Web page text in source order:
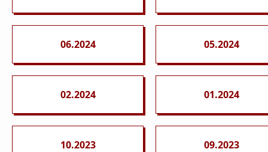
06.2024 05.2024
02.2024 01.2024
10.2023 09.2023